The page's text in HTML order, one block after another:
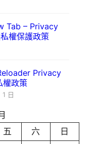
Tab – Privacy
權保護政策
Privacy
權政策
日
五 六
日